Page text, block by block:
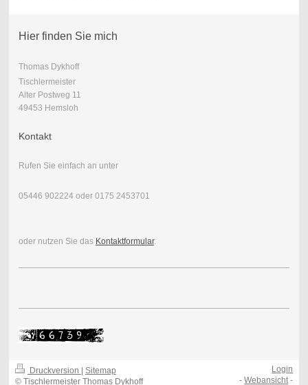
Hier finden Sie mich
Thomas Dykhoff
Tischlermeister
Alter Postweg 11
49453 Hemsloh
Kontakt
Rufen Sie einfach an unter
05446 902224 oder 0175 2453701
oder nutzen Sie das Kontaktformular.
Druckversion | Sitemap
© Tischlermeister Thomas Dykhoff
Login
-Webansicht -